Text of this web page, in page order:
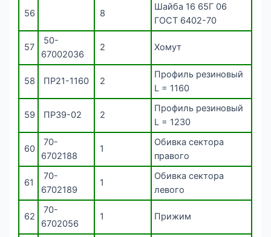
56 8
Шайба 16 65Г 06
ГОСТ 6402-70
57
50-
67002036
2 Хомут
58 ПР21-1160 2
Профиль резиновый
L = 1160
59 ПР39-02 2
Профиль резиновый
L = 1230
60
70-
6702188
1
Обивка сектора
правого
61
70-
6702189
1
Обивка сектора
левого
62
70-
6702056
1 Прижим